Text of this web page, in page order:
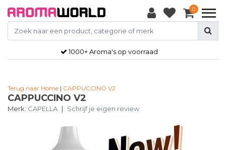
0
1000+ Aroma's op voorraad
Terug naar Home | CAPPUCCINO V2
CAPPUCCINO V2
Merk: CAPELLA | Schrijf je eigen review